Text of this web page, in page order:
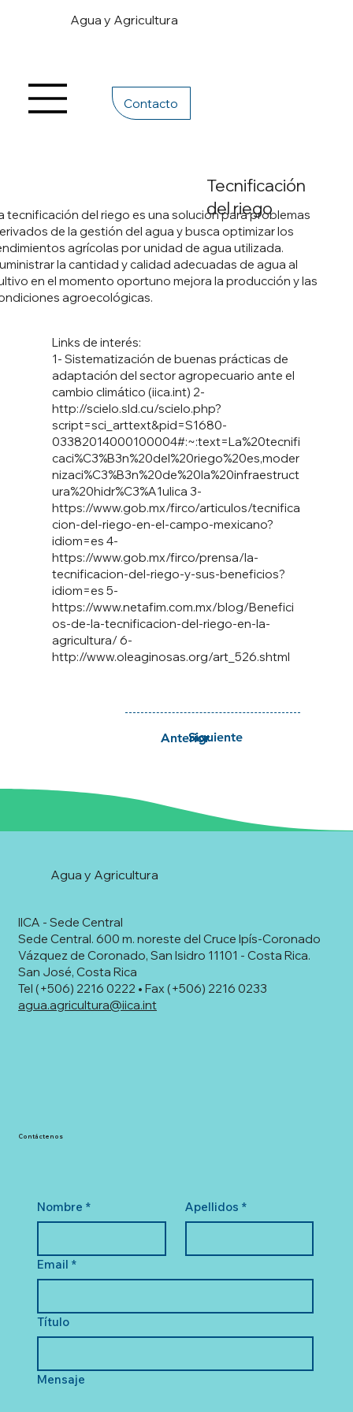
Agua y Agricultura
Contacto
Tecnificación
del riego
tecnificación del riego es una solución para problemas
de la gestión del agua y busca optimizar los
agrícolas por unidad de agua utilizada.
la cantidad y calidad adecuadas de agua al
en el momento oportuno mejora la producción y las
agroecológicas.
1- Sistematización de buenas prácticas de
adaptación del sector agropecuario ante el
cambio climático (iica.int) 2-
http://scielo.sld.cu/scielo.php?
script=sci_arttext&pid=S1680-
03382014000100004#:~:text=La%20tecnifi
caci%C3%B3n%20del%20riego%20es,moder
nizaci%C3%B3n%20de%20la%20infraestruct
ura%20hidr%C3%A1ulica 3-
https://www.gob.mx/firco/articulos/tecnifica
cion-del-riego-en-el-campo-mexicano?
idiom=es 4-
https://www.gob.mx/firco/prensa/la-
tecnificacion-del-riego-y-sus-beneficios?
idiom=es 5-
https://www.netafim.com.mx/blog/Benefici
os-de-la-tecnificacion-del-riego-en-la-
agricultura/6-
http://www.oleaginosas.org/art_526.shtml
Links de interés:
Siguiente
Anterior
IICA - Sede Central
Sede Central. 600 m. noreste del Cruce Ipís-Coronado
Vázquez de Coronado, San Isidro 11101 - Costa Rica.
San José, Costa Rica
Tel (+506) 2216 0222 • Fax (+506) 2216 0233
agua.agricultura@iica.int
Agua y Agricultura
Nombre * Apellidos *
Email *
Título
Mensaje
Contáctenos